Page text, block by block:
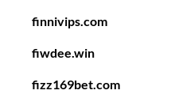
finnivips.com
fiwdee.win
fizz169bet.com